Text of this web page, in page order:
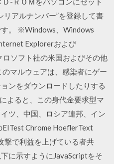
リアルナンバー”を登録して書
。 ※Windows、Windows
Explorerおよび
ソフト社の米国およびその他
マルウェアは、感染者にゲー
ンをダウンロードしたりする
よると、この身代金要求型マ
ツ、中国、ロシア連邦、イン
EITest Chrome HoeflerText
撃で利益を上げている者共
に示すようにJavaScriptをそ